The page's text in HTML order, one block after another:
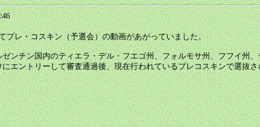
プレ・コスキン（予選会）の動画があがっていました。
ンチン国内のティエラ・デル・フエゴ州、フォルモサ州、フフイ州
エントリーして審査通過後、現在行われているプレコスキンで選抜さ